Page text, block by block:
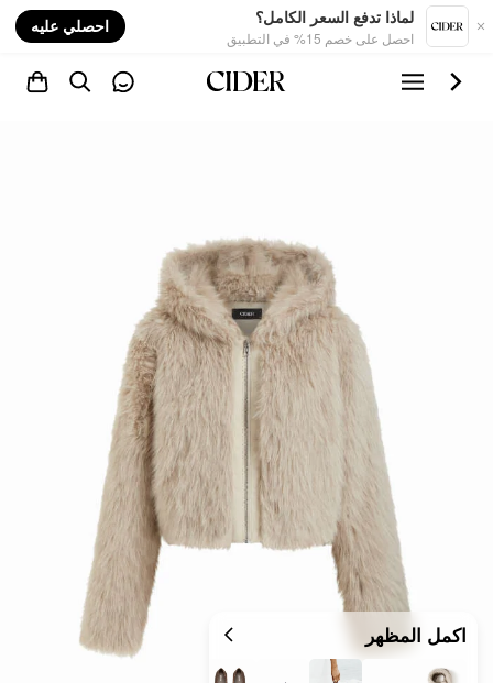
لماذا تدفع السعر الكامل؟
احصل على خصم 15% في التطبيق
احصلي عليه
اكمل المظهر